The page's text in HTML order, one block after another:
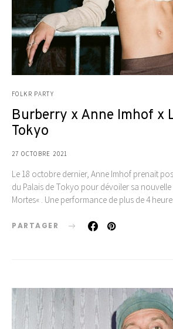
FOLKR PARTY
Burberry x Anne Imhof x
Tokyo
27 OCTOBRE 2021
Le 18 octobre dernier, Anne Imhof prenait
du Palais de Tokyo pour dévoiler sa nouvelle
Mortes« . Une performance de plus de 4
PARTAGER